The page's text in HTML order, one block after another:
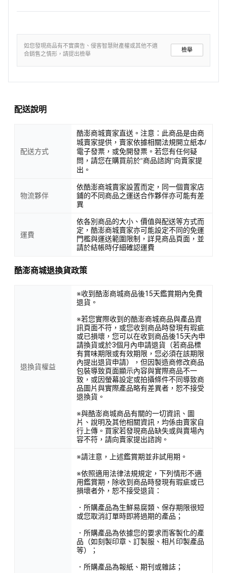
如您發現商品有不實廣告、侵害智慧財產權或其他不適
合銷售之情形，請提出檢舉
檢舉
配送說明
配送方式
酷澎商城賣家直送。注意：此商品是由商
城賣家提供，賣家依據相關法規開立紙本/
電子發票，或免開發票。若您有任何疑
問，請您在購買前於“商品諮詢”向賣家提
出。
物流夥伴
依酷澎商城賣家設置而定，同一個賣家店
鋪的不同商品之運送合作夥伴亦可能有差
異
運費
依各別商品的大小、價值與配送等方式而
定，酷澎商城賣家亦可能設定不同的免運
門檻與運送範圍限制，詳見商品頁面，並
請於結帳時仔細確認運費
酷澎商城退換貨政策
退換貨權益
※收到酷澎商城商品後15天鑑賞期內免費
退貨。
※若您實際收到的酷澎商城商品與產品資
訊頁面不符，或您收到商品時發現有瑕疵
或已損壞，您可以在收到商品後15天內申
請換貨或於3個月內申請退貨（若商品標
有賞味期限或有效期限，您必須在該期限
內提出退貨申請），但因製造商修改商品
包裝導致頁面顯示內容與實際商品不一
致，或因螢幕設定或拍攝條件不同導致商
品圖片與實際產品略有差異者，恕不接受
退換貨。
※與酷澎商城商品有關的一切資訊、圖
片、說明及其他相關資訊，均係由賣家自
行上傳。買家若發現商品缺失或與賣場內
容不符，請向賣家提出諮詢。
※請注意，上述鑑賞期並非試用期。
※依照適用法律法規規定，下列情形不適
用鑑賞期，除收到商品時發現有瑕疵或已
損壞者外，恕不接受退貨：
．所購產品為生鮮易腐類、保存期限很短
或您取消訂單時即將過期的產品；
．所購產品為依據您的要求而客製化的產
品（如刻製印章、訂製服、相片印製產品
等）；
．所購產品為報紙、期刊或雜誌；